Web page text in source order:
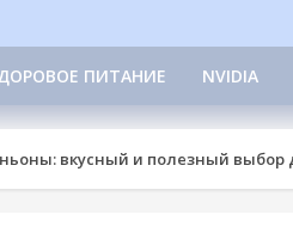
ПИТАНИЕ NVIDIA
вкусный и полезный выбор